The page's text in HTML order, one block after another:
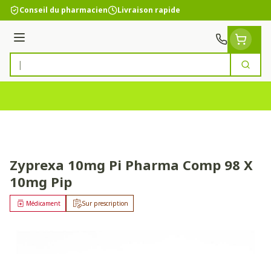
Aller au contenu
Conseil du pharmacien Livraison rapide
Menu
Rechercher
Zyprexa 10mg Pi Pharma Comp 98 X
10mg Pip
Sur prescription
Médicament